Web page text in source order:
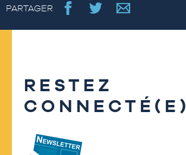
PARTAGER
RESTEZ
CONNECTÉ(E)